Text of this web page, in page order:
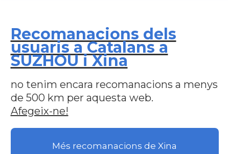
Recomanacions dels
usuaris a Catalans a
SUZHOU i Xina
no tenim encara recomanacions a menys
de 500 km per aquesta web.
Afegeix-ne!
Més recomanacions de Xina